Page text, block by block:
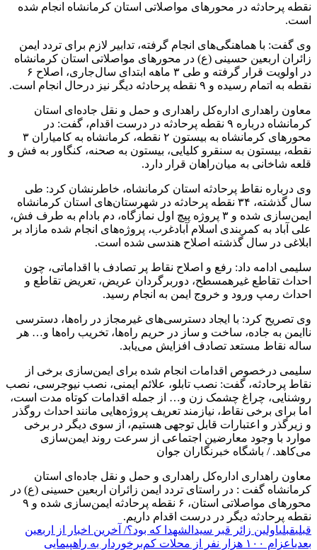
نقطه پرحادثه در محور‌های مواصلاتی استان کرمانشاه انجام شده
است.
وی گفت: با هماهنگی‌های انجام گرفته، تدابیر لازم برای تردد ایمن
زائران اربعین حسینی (ع) در محور‌های مواصلاتی استان کرمانشاه
در اولویت قرار گرفته و طی ۳ ماهه ابتدای سال‌جاری، اصلاح ۶
نقطه به اتمام رسیده و ۹ نقطه پرحادثه دیگر نیز درحال انجام است.
معاون راهداری اداره‌کل راهداری و حمل و نقل جاده‌ای استان
کرمانشاه درباره ۹ نقطه پرحادثه در درست اقدام، گفت: در
محور‌های کرمانشاه به بیستون ۲ نقطه، کرمانشاه به کامیاران ۳
نقطه، بیستون به سنقرو کلیایی، بیستون به صحنه، کنگاور به فش و
قلعه شاخانی به میان‌راهان قرار دارد.
وی درباره نقاط پرحادثه استان کرمانشاه، خاطرنشان کرد: طی
سال گذشته، ۳۴ نقطه پرحادثه در شهرستان‌های استان کرمانشاه
ایمن‌سازی شده و ۳ پروژه پیچ اول نمازگاه، دم بادام به طرف فش،
علی آباد به کمربندی اسلام آبادغرب، پروژه‌های انجام شده مازاد بر
ابلاغی در سال گذشته اصلاح هندسی شده است.
سلیمی ادامه داد: رفع و اصلاح نقاط پر تصادف با اقداماتی، چون
احداث تقاطع غیرهمسطح، دوربرگردان عریض، تعریض تقاطع و
احداث رمپ ورود و خروج ایمن به انجام رسید.
وی تصریح کرد: با ایجاد دسترسی‌های غیرمجاز در راه‌ها، دسترسی
ناایمن به جاده، ساخت و ساز در حریم راه‌ها، تخریب راه‌ها و… هر
ساله نقاط مستعد تصادف افزایش می‌یابد.
سلیمی درخصوص اقدامات انجام شده برای ایمن‌سازی برخی از
نقاط پرحادثه، گفت: نصب تابلو، علائم ایمنی، نصب نیوجرسی، نصب
روشنایی، چراغ چشمک زن و… از جمله اقدامات کوتاه مدت است،
اما برای برخی نقاط، نیازمند تعریف پروژه‌هایی مانند احداث روگذر
و زیرگذر و اعتبارات قابل توجهی هستیم، از سوی دیگر در برخی
موارد با وجود معارضین اجتماعی از سرعت روند ایمن‌سازی
می‌کاهد. / باشگاه خبرنگاران جوان
معاون راهداری اداره‌کل راهداری و حمل و نقل جاده‌ای استان
کرمانشاه گفت : در راستای تردد ایمن زائران اربعین حسینی (ع) در
محور‌های مواصلاتی استان، ۶ نقطه پرحادثه ایمن‌سازی شده و ۹
نقطه پرحادثه دیگر در درست اقدام داریم.
قبلیقبلیاولین زائر قبر سیدالشهدا که بود؟/ آخرین اخبار از اربعین
بعدی
اعزام ۱۰۰ هزار نفر از محلات کم‌برخوردار ‌به راهپیمایی